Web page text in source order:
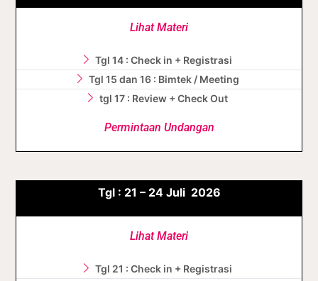
Lihat Materi
Tgl 14 : Check in + Registrasi
Tgl 15 dan 16 : Bimtek / Meeting
tgl 17 : Review + Check Out
Permintaan Undangan
Tgl : 21 – 24 Juli 2026
Lihat Materi
Tgl 21 : Check in + Registrasi